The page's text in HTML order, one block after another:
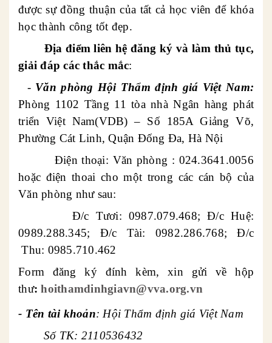
được sự đồng thuận của tất cả học viên để khóa
học thành công tốt đẹp.
Địa điểm liên hệ đăng ký và làm thủ tục,
giải đáp các thắc mắc:
- Văn phòng Hội Thẩm định giá Việt Nam:
Phòng 1102 Tầng 11 tòa nhà Ngân hàng phát
triển Việt Nam(VDB) – Số 185A Giảng Võ,
Phường Cát Linh, Quận Đống Đa, Hà Nội
Điện thoại: Văn phòng : 024.3641.0056
hoặc điện thoai cho một trong các cán bộ của
Văn phòng như sau:
Đ/c Tươi: 0987.079.468; Đ/c Huệ:
0989.288.345; Đ/c Tài: 0982.286.768; Đ/c
Thu: 0985.710.462
Form đăng ký đính kèm, xin gửi về
hộp
thư:hoithamdinhgiavn@vva.org.vn
- Tên tài khoản: Hội Thẩm định giá Việt Nam
Số TK: 2110536432